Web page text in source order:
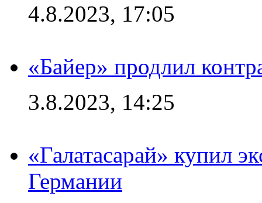
4.8.2023, 17:05
«Байер» продлил
3.8.2023, 14:25
«Галатасарай» купил
Германии